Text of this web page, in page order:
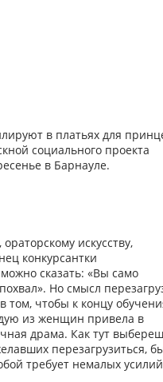
в платьях для
социального проекта
в Барнауле.
искусству,
конкурсантки
сказать: «Вы само
Но смысл
том, чтобы к концу
из женщин привела в
драма. Как тут
перезагрузиться,
требует немалых